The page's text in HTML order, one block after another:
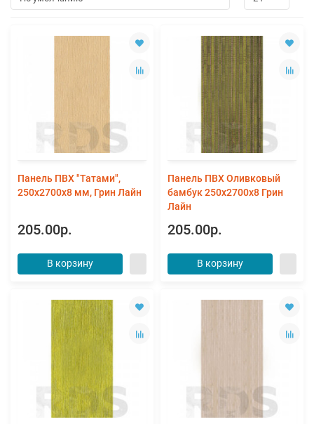
Панель ПВХ "Татами",
250х2700х8 мм, Грин Лайн
205.00р.
В корзину
Панель ПВХ Оливковый
бамбук 250х2700х8 Грин
Лайн
205.00р.
В корзину